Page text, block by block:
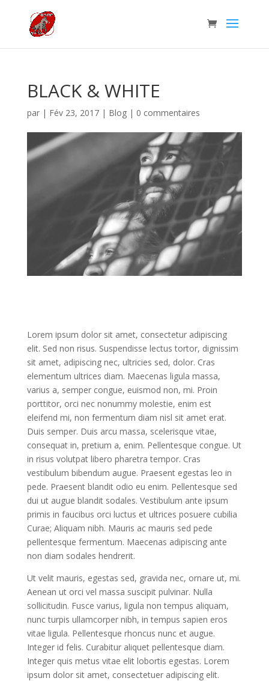
BLACK & WHITE
par | Fév 23, 2017| Blog| 0 commentaires
Lorem ipsum dolor sit amet, consectetur adipiscing
elit. Sed non risus. Suspendisse lectus tortor, dignissim
sit amet, adipiscing nec, ultricies sed, dolor. Cras
elementum ultrices diam. Maecenas ligula massa,
varius a, semper congue, euismod non, mi. Proin
porttitor, orci nec nonummy molestie, enim est
eleifend mi, non fermentum diam nisl sit amet erat.
Duis semper. Duis arcu massa, scelerisque vitae,
consequat in, pretium a, enim. Pellentesque congue. Ut
in risus volutpat libero pharetra tempor. Cras
vestibulum bibendum augue. Praesent egestas leo in
pede. Praesent blandit odio eu enim. Pellentesque sed
dui ut augue blandit sodales. Vestibulum ante ipsum
primis in faucibus orci luctus et ultrices posuere cubilia
Curae; Aliquam nibh. Mauris ac mauris sed pede
pellentesque fermentum. Maecenas adipiscing ante
non diam sodales hendrerit.
Ut velit mauris, egestas sed, gravida nec, ornare ut, mi.
Aenean ut orci vel massa suscipit pulvinar. Nulla
sollicitudin. Fusce varius, ligula non tempus aliquam,
nunc turpis ullamcorper nibh, in tempus sapien eros
vitae ligula. Pellentesque rhoncus nunc et augue.
Integer id felis. Curabitur aliquet pellentesque diam.
Integer quis metus vitae elit lobortis egestas. Lorem
ipsum dolor sit amet, consectetuer adipiscing elit.